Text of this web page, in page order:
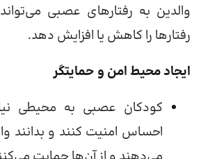
والدین به رفتارهای عصبی
رفتارها را کاهش یا افزایش دهد.
ایجاد محیط امن و حمایتگر
کودکان عصبی به محیطی
احساس امنیت کنند و بدانند